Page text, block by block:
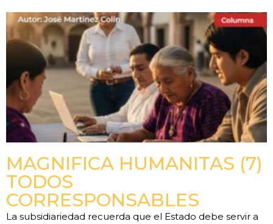
MAGNIFICA HUMANITAS (7)
TODOS
CORRESPONSABLES
La subsidiariedad recuerda que el Estado debe servir a